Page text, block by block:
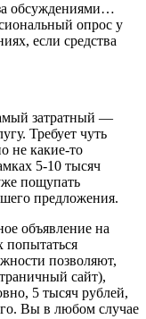
обсуждениями…
опрос у
если средства
затратный —
Требует чуть
не какие-то
5-10 тысяч
пощупать
предложения.
объявление на
попытаться
позволяют,
сайт),
5 тысяч рублей,
Вы в любом случае